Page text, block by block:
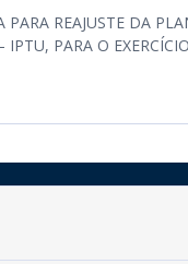
REAJUSTE DA
PARA O